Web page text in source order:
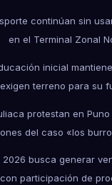
continúan sin
en el Terminal Zonal
inicial
terreno para su
protestan en
del caso «los
2026 busca generar
participación de